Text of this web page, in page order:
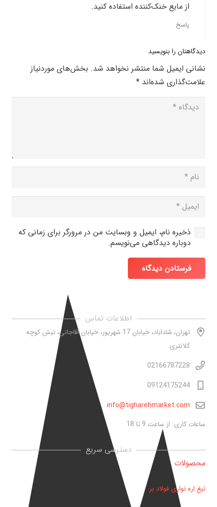
از مایع خنک‌کننده استفاده کنید.
پاسخ
دیدگاهتان را بنویسید
نشانی ایمیل شما منتشر نخواهد شد. بخش‌های موردنیاز
علامت‌گذاری شده‌اند *
ذخیره نام، ایمیل و وبسایت من در مرورگر برای زمانی که
دوباره دیدگاهی می‌نویسم.
فرستادن دیدگاه
اطلاعات تماس
تهران، شاداباد، خیابان 17 شهریور، خیابان اقاجانی، نبش کوچه
کلانتری
02166787228
09124175244
info@tigharehmarket.com
ساعات کاری: از ساعت 9 تا 18
دسترسی سریع
محصولات
تیغ اره نواری فولاد بر